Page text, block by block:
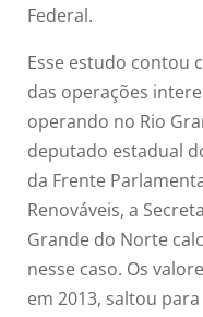
Federal.
Esse estudo contou
das operações
operando no Rio
deputado estadual
da Frente
Renováveis, a
Grande do Norte
nesse caso. Os
em 2013, saltou